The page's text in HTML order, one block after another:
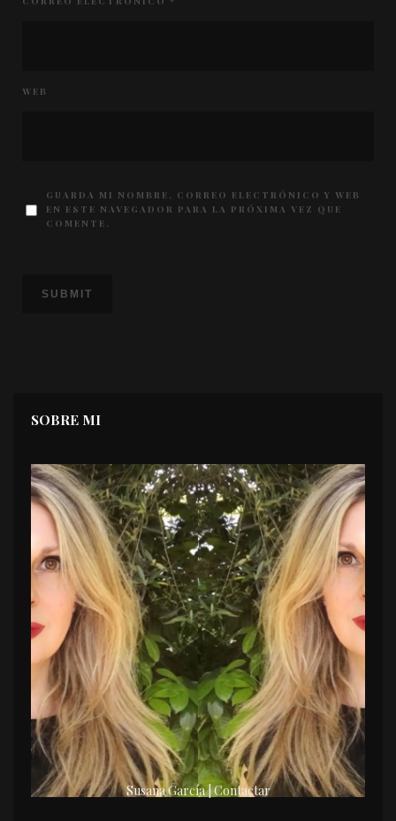
WEB
GUARDA MI NOMBRE, CORREO ELECTRÓNICO Y WEB
EN ESTE NAVEGADOR PARA LA PRÓXIMA VEZ QUE
COMENTE.
SOBRE MI
Susana García | Contactar